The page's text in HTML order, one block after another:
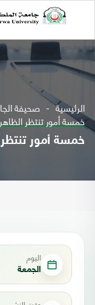
الرئيسية صحيفة
خمسة أمور تنتظر
خمسة أمور تنتظر
اليوم
الجمعة